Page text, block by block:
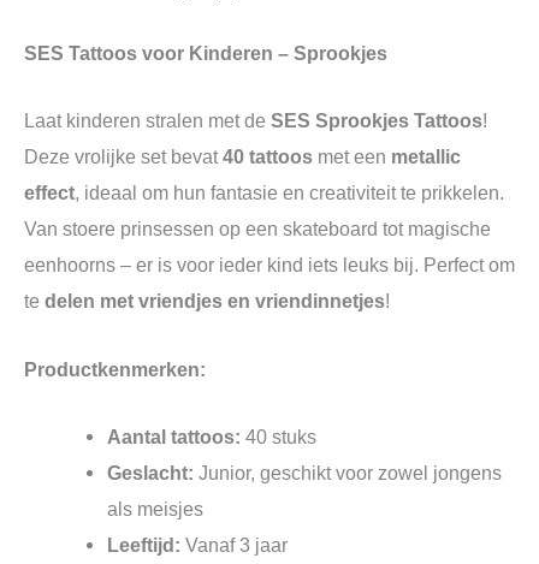
SES Tattoos voor Kinderen – Sprookjes
Laat kinderen stralen met de SES Sprookjes Tattoos!
Deze vrolijke set bevat40 tattoos met een metallic
effect, ideaal om hun fantasie en creativiteit te prikkelen.
Van stoere prinsessen op een skateboard tot magische
eenhoorns – er is voor ieder kind iets leuks bij. Perfect om
te delen met vriendjes en vriendinnetjes!
Productkenmerken:
Aantal tattoos: 40 stuks
Geslacht: Junior, geschikt voor zowel jongens
als meisjes
Leeftijd: Vanaf 3 jaar